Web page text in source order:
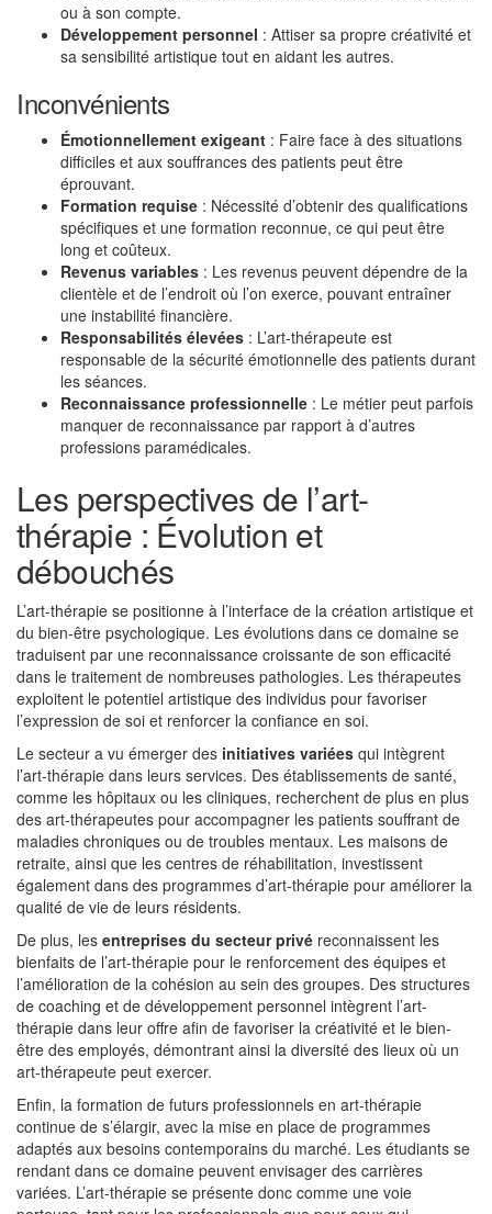
ou à son compte.
Développement personnel : Attiser sa propre créativité et
sa sensibilité artistique tout en aidant les autres.
Inconvénients
Émotionnellement exigeant : Faire face à des situations
difficiles et aux souffrances des patients peut être
éprouvant.
Formation requise : Nécessité d’obtenir des qualifications
spécifiques et une formation reconnue, ce qui peut être
long et coûteux.
Revenus variables : Les revenus peuvent dépendre de la
clientèle et de l’endroit où l’on exerce, pouvant entraîner
une instabilité financière.
Responsabilités élevées : L’art-thérapeute est
responsable de la sécurité émotionnelle des patients durant
les séances.
Reconnaissance professionnelle : Le métier peut parfois
manquer de reconnaissance par rapport à d’autres
professions paramédicales.
Les perspectives de l’art-
thérapie : Évolution et
débouchés
L’art-thérapie se positionne à l’interface de la création artistique et
du bien-être psychologique. Les évolutions dans ce domaine se
traduisent par une reconnaissance croissante de son efficacité
dans le traitement de nombreuses pathologies. Les thérapeutes
exploitent le potentiel artistique des individus pour favoriser
l’expression de soi et renforcer la confiance en soi.
Le secteur a vu émerger des initiatives variées qui intègrent
l’art-thérapie dans leurs services. Des établissements de santé,
comme les hôpitaux ou les cliniques, recherchent de plus en plus
des art-thérapeutes pour accompagner les patients souffrant de
maladies chroniques ou de troubles mentaux. Les maisons de
retraite, ainsi que les centres de réhabilitation, investissent
également dans des programmes d’art-thérapie pour améliorer la
qualité de vie de leurs résidents.
De plus, les entreprises du secteur privé reconnaissent les
bienfaits de l’art-thérapie pour le renforcement des équipes et
l’amélioration de la cohésion au sein des groupes. Des structures
de coaching et de développement personnel intègrent l’art-
thérapie dans leur offre afin de favoriser la créativité et le bien-
être des employés, démontrant ainsi la diversité des lieux où un
art-thérapeute peut exercer.
Enfin, la formation de futurs professionnels en art-thérapie
continue de s’élargir, avec la mise en place de programmes
adaptés aux besoins contemporains du marché. Les étudiants se
rendant dans ce domaine peuvent envisager des carrières
variées. L’art-thérapie se présente donc comme une voie